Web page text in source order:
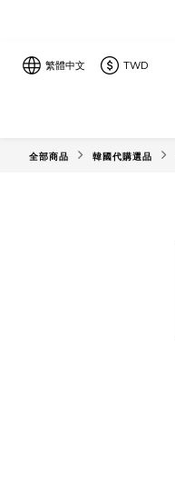
繁體中文 TWD
全部商品 韓國代購選品